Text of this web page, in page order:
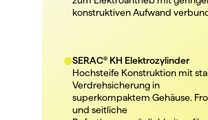
konstruktiven Aufwand
SERAC® KH Elektrozylinder
Hochsteife Konstruktion mit
Verdrehsicherung in
superkompaktem Gehäuse.
und seitliche